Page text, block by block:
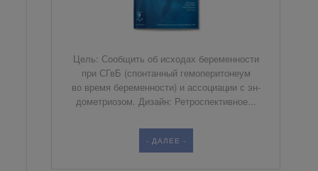
Цель: Со­об­щить об ис­хо­дах бе­ре­мен­но­сти
при СГвБ (спон­тан­ный ге­мо­пе­ри­то­не­ум
во вре­мя бе­ре­мен­но­сти) и ас­со­ци­а­ции с эн­
до­мет­ри­о­зом. Ди­зайн: Ре­тро­спек­тив­ное...
- ДАЛЕЕ -